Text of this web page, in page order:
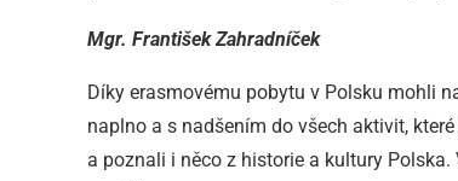
Mgr. František Zahradníček
Díky erasmovému pobytu v Polsku mohli
naplno a s nadšením do všech aktivit,
a poznali i něco z historie a kultury